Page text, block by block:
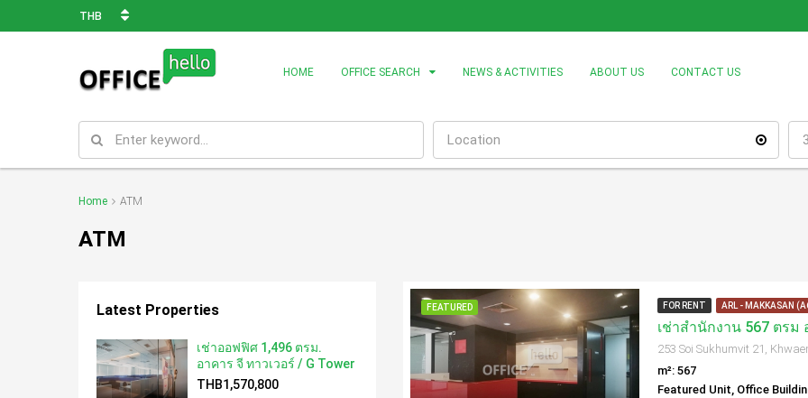
THB
HOME OFFICE SEARCH NEWS & ACTIVITIES ABOUT US CONTACT US
Home ATM
ATM
FEATURED FOR RENT ARL - MAKKASAN
m²: 567
Featured Unit, Office
Latest Properties
เช่าออฟฟิศ 1,496 ตรม.
อาคาร จี ทาวเวอร์ / G Tower
THB1,570,800